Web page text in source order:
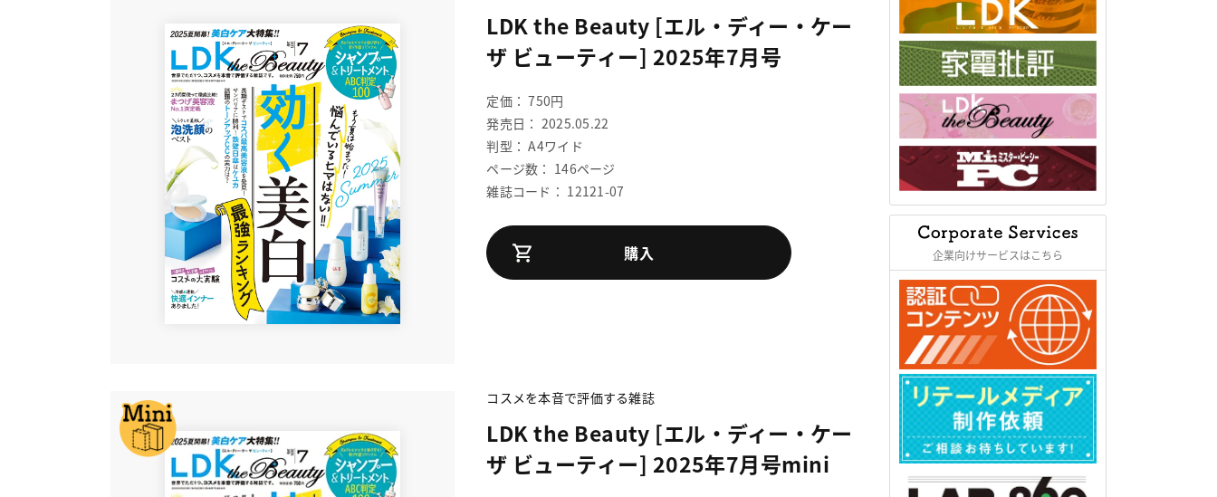
LDK the Beauty [エル・ディー・ケー
ザ ビューティー] 2025年7月号
定価： 750円
発売日： 2025.05.22
判型： A4ワイド
ページ数： 146ページ
雑誌コード： 12121-07
購入
コスメを本音で評価する雑誌
LDK the Beauty [エル・ディー・ケー
ザ ビューティー] 2025年7月号mini
企業向けサービスはこちら